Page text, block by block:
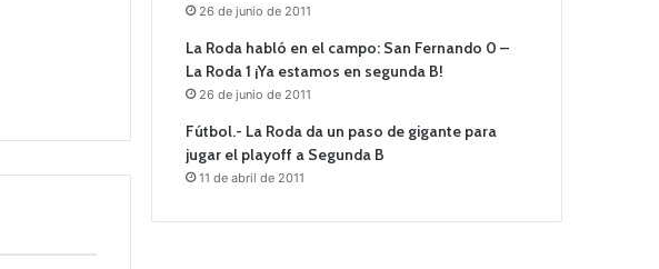
26 de junio de 2011
La Roda habló en el campo: San Fernando 0 –
La Roda 1 ¡Ya estamos en segunda B!
26 de junio de 2011
Fútbol.- La Roda da un paso de gigante para
jugar el playoff a Segunda B
11 de abril de 2011